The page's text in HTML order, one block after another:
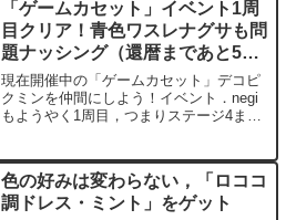
「ゲームカセット」イベント1周
目クリア！青色ワスレナグサも問
題ナッシング（還暦まであと57
日）
現在開催中の「ゲームカセット」デコピ
クミンを仲間にしよう！イベント．negi
もようやく1周目，つまりステージ4まで
な，といったところでしょうか．とはい
え，どこかのステー...
色の好みは変わらない，「ロココ
調ドレス・ミント」をゲット